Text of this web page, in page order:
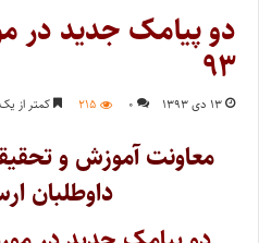
دو پیامک جدید در
۹۳
۱۳ دی ۱۳۹۳ ۰ ۲۱۵ کمتر از
معاونت آموزش و
داوطلبان